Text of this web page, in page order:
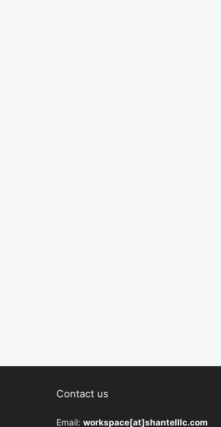
Contact us
Email: workspace[at]shantelllc.com